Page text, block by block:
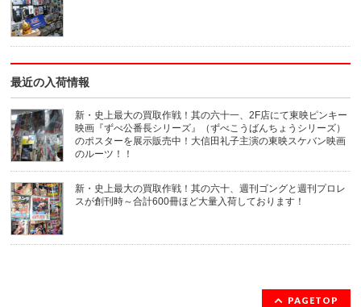
ウ
ィ
ン
ド
ウ
開
き
ま
す)
き
ま
す)
最近の入荷情報
新・史上最大の買取作戦！其の六十一、2F店にて東映ピンキー
映画『ずべ公番長シリーズ』（ずべこうばんちょうシリーズ）
のポスターを展示販売中！大信田礼子主演の東映スケバン映画
のルーツ！！
新・史上最大の買取作戦！其の六十、週刊ゴングと週刊プロレ
スが創刊時～合計600冊ほど大量入荷しております！
PAGETOP